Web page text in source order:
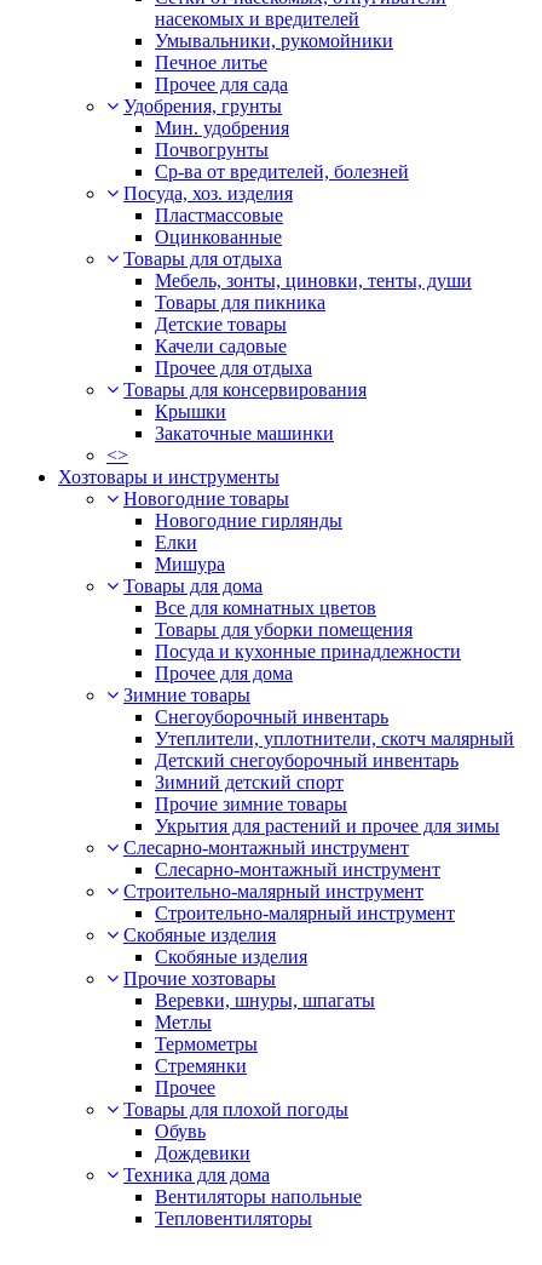
насекомых и вредителей
Умывальники, рукомойники
Печное литье
Прочее для сада
Удобрения, грунты
Мин. удобрения
Почвогрунты
Ср-ва от вредителей, болезней
Посуда, хоз. изделия
Пластмассовые
Оцинкованные
Товары для отдыха
Мебель, зонты, циновки, тенты, души
Товары для пикника
Детские товары
Качели садовые
Прочее для отдыха
Товары для консервирования
Крышки
Закаточные машинки
<>
Хозтовары и инструменты
Новогодние товары
Новогодние гирлянды
Елки
Мишура
Товары для дома
Все для комнатных цветов
Товары для уборки помещения
Посуда и кухонные принадлежности
Прочее для дома
Зимние товары
Снегоуборочный инвентарь
Утеплители, уплотнители, скотч малярный
Детский снегоуборочный инвентарь
Зимний детский спорт
Прочие зимние товары
Укрытия для растений и прочее для зимы
Слесарно-монтажный инструмент
Слесарно-монтажный инструмент
Строительно-малярный инструмент
Строительно-малярный инструмент
Скобяные изделия
Скобяные изделия
Прочие хозтовары
Веревки, шнуры, шпагаты
Метлы
Термометры
Стремянки
Прочее
Товары для плохой погоды
Обувь
Дождевики
Техника для дома
Вентиляторы напольные
Тепловентиляторы